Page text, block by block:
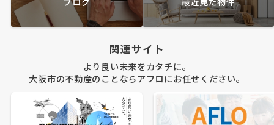
関連サイト
より良い未来をカタチに。
大阪市の不動産のことならアフロにお任せください。